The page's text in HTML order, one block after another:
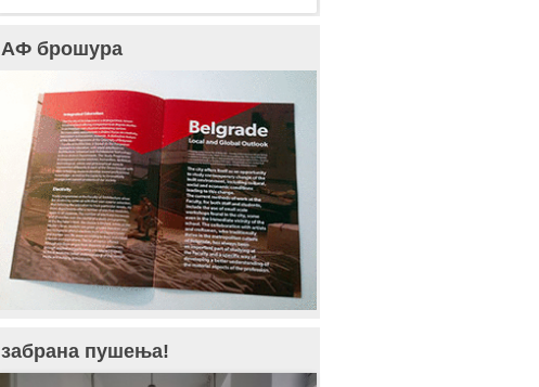
АФ брошура
забрана пушења!